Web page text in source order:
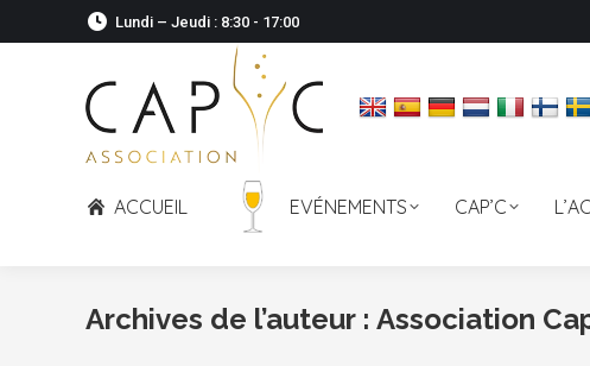
Lundi – Jeudi : 8:30 - 17:00
ACCUEIL EVÉNEMENTS CAP’C
Archives de l’auteur : Association